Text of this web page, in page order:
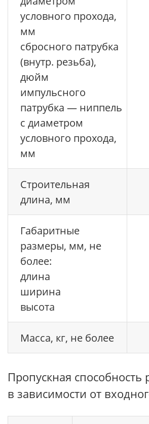
условного прохода,
мм
сбросного патрубка
(внутр. резьба),
дюйм
импульсного
патрубка — ниппель
с диаметром
условного прохода,
мм
Строительная
длина, мм
Габаритные
размеры, мм, не
более:
длина
ширина
высота
Масса, кг, не более
Пропускная способность
в зависимости от